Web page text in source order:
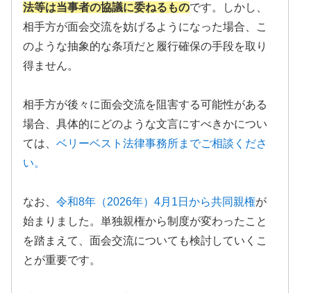
法等は当事者の協議に委ねるものです。しかし、
相手方が面会交流を妨げるようになった場合、こ
のような抽象的な条項だと履行確保の手段を取り
得ません。
相手方が後々に面会交流を阻害する可能性がある
場合、具体的にどのような文言にすべきかについ
ては、 ベリーベスト法律事務所までご相談くださ
い。
なお、 令和8年（2026年）4月1日から共同親権が
始まりました。単独親権から制度が変わったこと
を踏まえて、面会交流についても検討していくこ
とが重要です。